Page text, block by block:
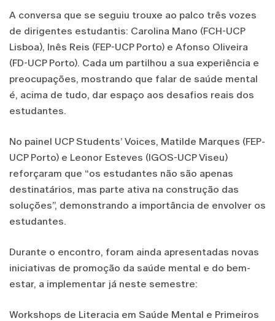
A conversa que se seguiu trouxe ao palco três vozes
de dirigentes estudantis: Carolina Mano (FCH-UCP
Lisboa), Inês Reis (FEP-UCP Porto) e Afonso Oliveira
(FD-UCP Porto). Cada um partilhou a sua experiência e
preocupações, mostrando que falar de saúde mental
é, acima de tudo, dar espaço aos desafios reais dos
estudantes.
No painel UCP Students’ Voices, Matilde Marques (FEP-
UCP Porto) e Leonor Esteves (IGOS-UCP Viseu)
reforçaram que “os estudantes não são apenas
destinatários, mas parte ativa na construção das
soluções”, demonstrando a importância de envolver os
estudantes.
Durante o encontro, foram ainda apresentadas novas
iniciativas de promoção da saúde mental e do bem-
estar, a implementar já neste semestre:
Workshops de Literacia em Saúde Mental e Primeiros